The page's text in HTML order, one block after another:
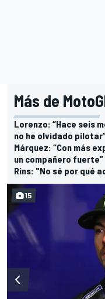
Más de
Lorenzo: “Hace seis
no he olvidado
Márquez: “Con más
un compañero fuerte”
Rins: "No sé por qué
15